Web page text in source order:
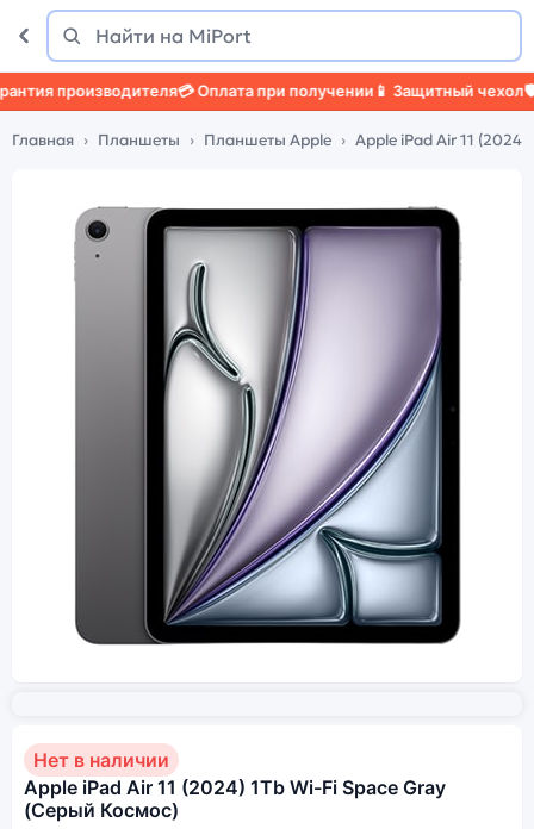
Поиск
Найти
производителя💳 Оплата при получении📱 Защитный чехол🛡️
Главная Планшеты Планшеты Apple Apple iPad Air 11 (2024)
Нет в наличии
Apple iPad Air 11 (2024) 1Tb Wi-Fi Space Gray
(Серый Космос)